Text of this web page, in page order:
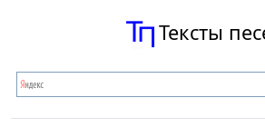
Тексты